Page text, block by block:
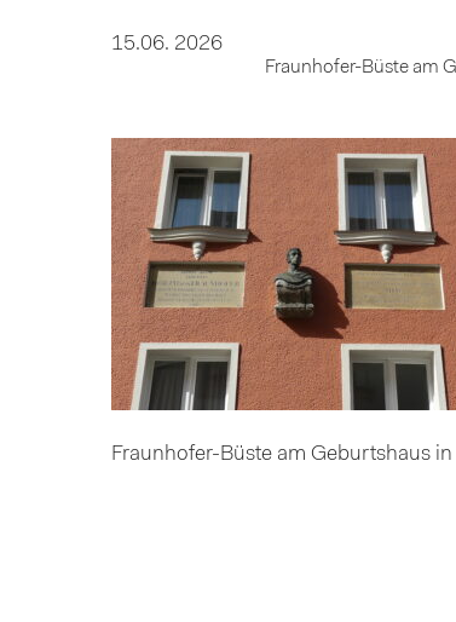
15.06. 2026
Fraunhofer-Büste am
Fraunhofer-Büste am Geburtshaus